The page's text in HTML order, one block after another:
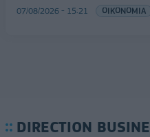
07/08/2026 - 15:21 ΟΙΚΟΝΟΜΙΑ
DIRECTION